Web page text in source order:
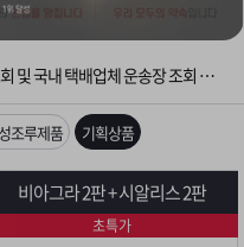
휴무 안내
[운송장번호 조회법]배송조회 및 국내 택배업체 운송장 조회 하는법
치 가능합니다.
주소로 택배 받기
조루제품 기획상품
비아그라 2판 + 시알리스 2판
초특가